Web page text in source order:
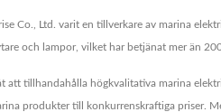
Co., Ltd. varit en tillverkare av marina
och lampor, vilket har betjänat mer än
att tillhandahålla högkvalitativa marina
produkter till konkurrenskraftiga priser.